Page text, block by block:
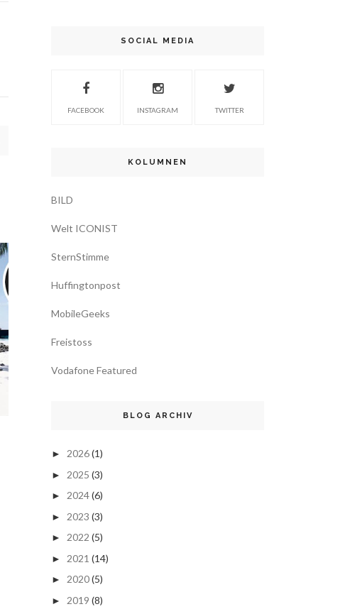
SOCIAL MEDIA
FACEBOOK INSTAGRAM TWITTER
KOLUMNEN
BILD
Welt ICONIST
SternStimme
Huffingtonpost
MobileGeeks
Freistoss
Vodafone Featured
BLOG ARCHIV
► 2026(1)
► 2025 (3)
► 2024(6)
► 2023 (3)
► 2022 (5)
► 2021 (14)
► 2020(5)
► 2019 (8)